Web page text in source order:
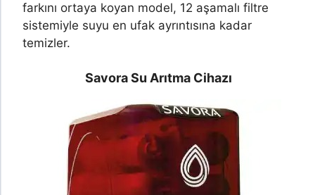
farkını ortaya koyan model, 12 aşamalı filtre
sistemiyle suyu en ufak ayrıntısına kadar
temizler.
Savora Su Arıtma Cihazı